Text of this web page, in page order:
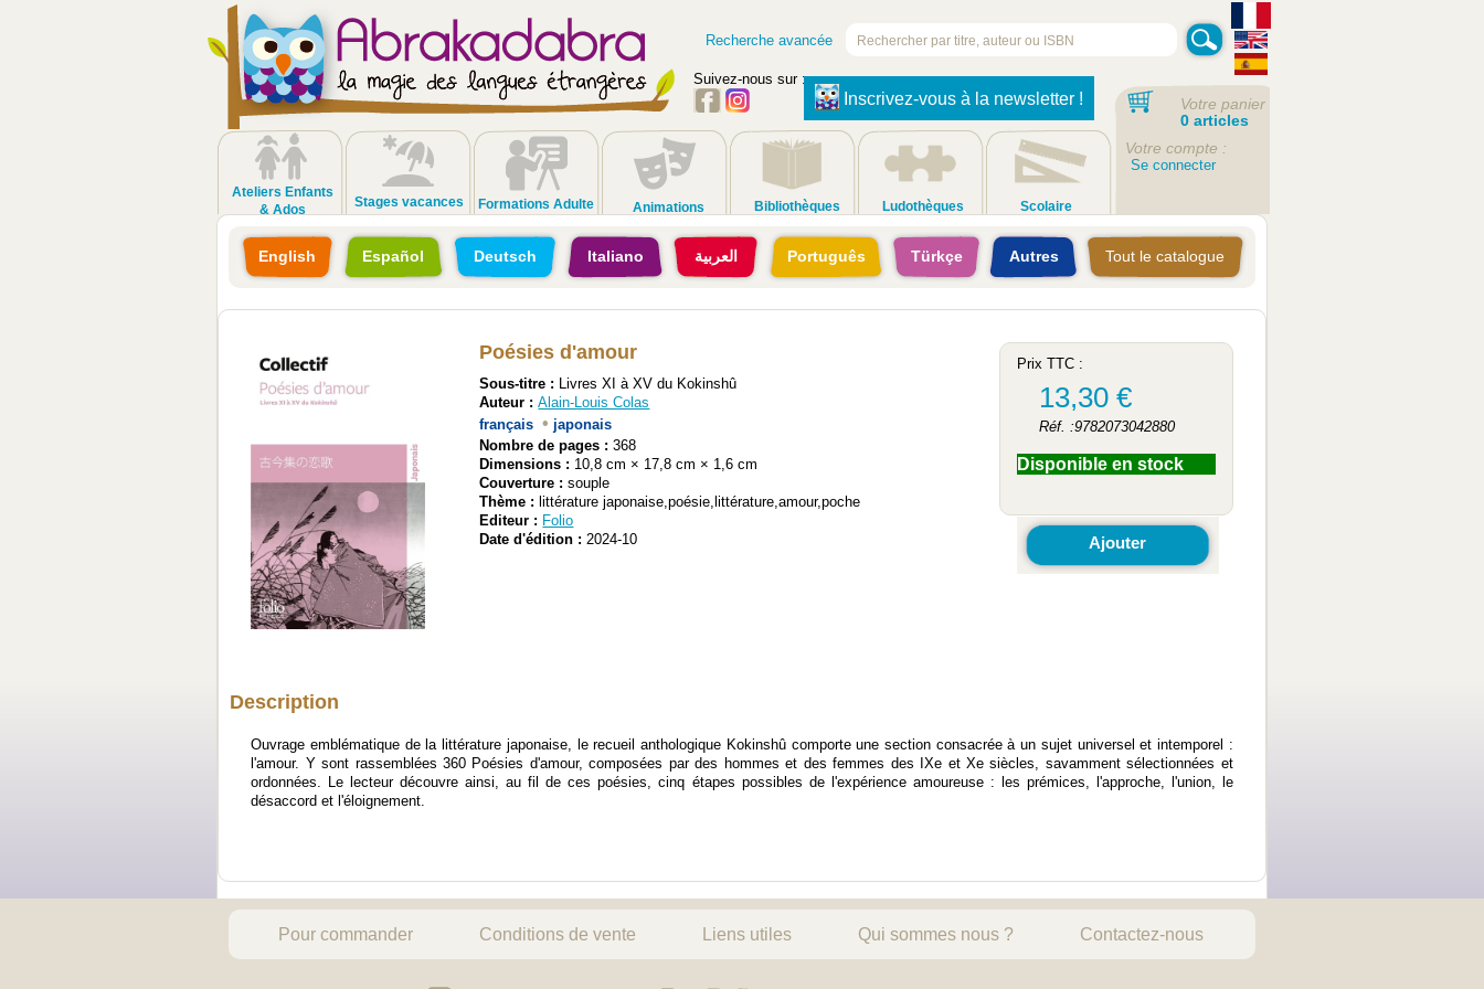
Recherche avancée
Suivez-nous sur :
Inscrivez-vous à la newsletter !
Ateliers Enfants
& Ados
Stages vacances Formations Adulte Animations Bibliothèques Ludothèques Scolaire
Votre panier
0 articles
Votre compte :
Se connecter
English Español Deutsch Italiano العربية Português Türkçe Autres Tout le catalogue
Poésies d'amour
Sous-titre : Livres XI à XV du Kokinshû
Auteur :Alain-Louis Colas
français • japonais
Nombre de pages : 368
Dimensions : 10,8 cm × 17,8 cm × 1,6 cm
Couverture : souple
Thème : littérature japonaise,poésie,littérature,amour,poche
Editeur : Folio
Date d'édition : 2024-10
Prix TTC :
13,30 €
Réf. :9782073042880
Disponible en stock
Ajouter
Description
Ouvrage emblématique de la littérature japonaise, le recueil anthologique Kokinshû comporte une section consacrée à un sujet universel et intemporel :
l'amour. Y sont rassemblées 360 Poésies d'amour, composées par des hommes et des femmes des IXe et Xe siècles, savamment sélectionnées et
ordonnées. Le lecteur découvre ainsi, au fil de ces poésies, cinq étapes possibles de l'expérience amoureuse : les prémices, l'approche, l'union, le
désaccord et l'éloignement.
Pour commander Conditions de vente Liens utiles Qui sommes nous ? Contactez-nous